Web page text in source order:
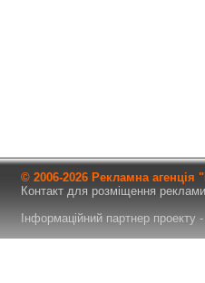
© 2006-2026 Рекламна
Контакт для розміщення
Інформаційний партнер проекту